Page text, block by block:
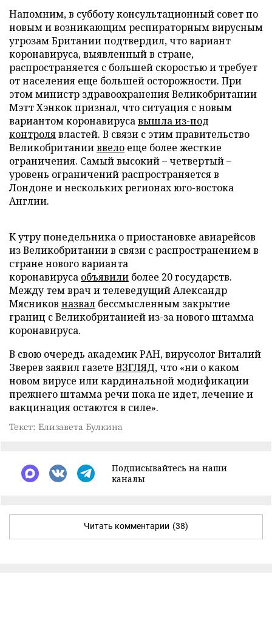
Напомним, в субботу консультационный совет по
новым и возникающим респираторным вирусным
угрозам Британии подтвердил, что вариант
коронавируса, выявленный в стране,
распространяется с большей скоростью и требует
от населения еще большей осторожности. При
этом министр здравоохранения Великобритании
Мэтт Хэнкок признал, что ситуация с новым
вариантом коронавирусавышла из-под
контролявластей. В связи с этим правительство
Великобританииввело еще более жесткие
ограничения. Самый высокий – четвертый –
уровень ограничений распространяется в
Лондоне и нескольких регионах юго-востока
Англии.
К утру понедельника о приостановке авиарейсов
из Великобритании в связи с распространением в
стране нового варианта
коронавируса объявили более 20 государств.
Между тем врач и телеведущий Александр
Мясников назвал бессмысленным закрытие
границ с Великобританией из-за нового штамма
коронавируса.
В свою очередь академик РАН, вирусолог Виталий
Зверев заявил газете ВЗГЛЯД, что «ни о каком
новом вирусе или кардинальной модификации
прежнего штамма речи пока не идет, лечение и
вакцинация остаются в силе».
Текст: Елизавета Булкина
Подписывайтесь на наши
каналы
Читать комментарии (38)